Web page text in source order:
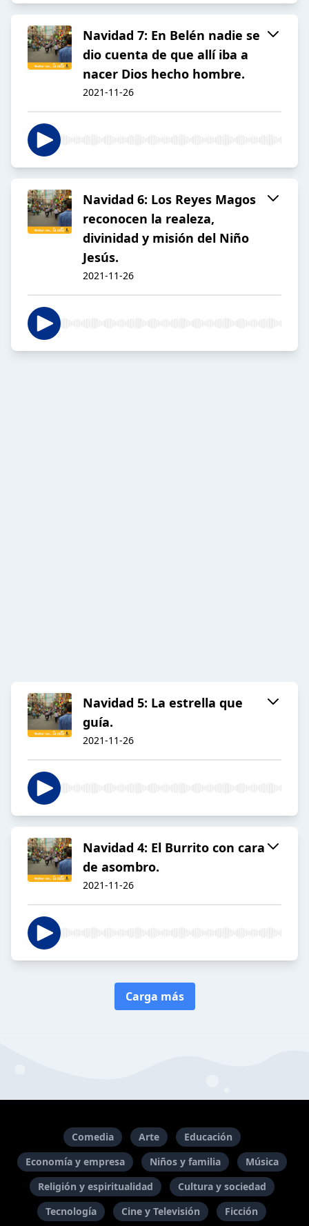
Navidad 7: En Belén nadie se
dio cuenta de que allí iba a
nacer Dios hecho hombre.
2021-11-26
Navidad 6: Los Reyes Magos
reconocen la realeza,
divinidad y misión del Niño
Jesús.
2021-11-26
Navidad 5: La estrella que
guía.
2021-11-26
Navidad 4: El Burrito con cara
de asombro.
2021-11-26
Carga más
Comedia Arte
Educación
Economía y empresa
Niños y familia
Música
Religión y espiritualidad
Cultura y sociedad
Tecnología
Cine y Televisión Ficción